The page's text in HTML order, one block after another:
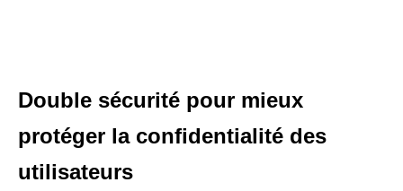
Double sécurité pour mieux
protéger la confidentialité des
utilisateurs